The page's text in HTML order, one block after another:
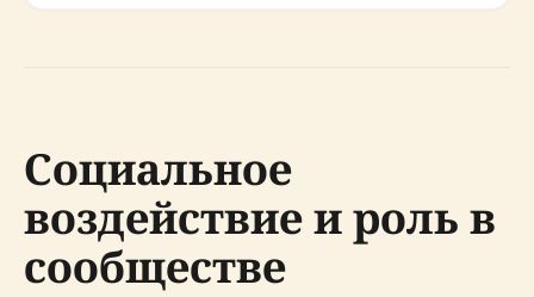
Социальное
воздействие и роль в
сообществе